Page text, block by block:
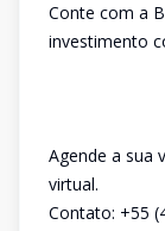
Conte com a
investimento
Agende a sua
virtual.
Contato: +55